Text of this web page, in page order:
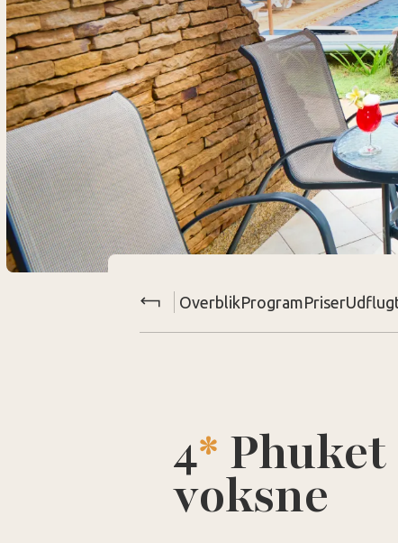
OverblikProgramPriser
4*
voksne